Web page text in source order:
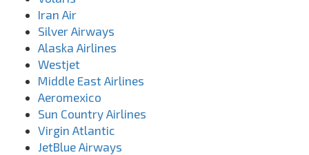
Iran Air
Silver Airways
Alaska Airlines
Westjet
Middle East Airlines
Aeromexico
Sun Country Airlines
Virgin Atlantic
JetBlue Airways